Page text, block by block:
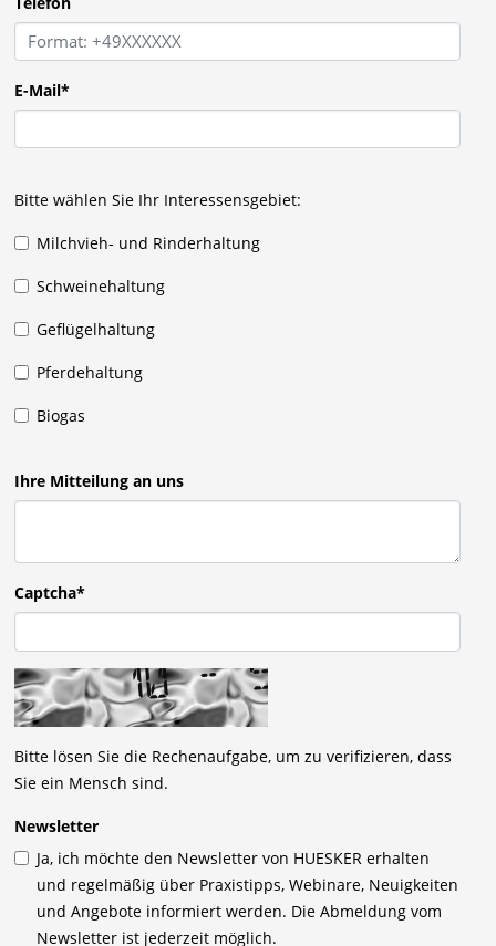
E-Mail*
Bitte wählen Sie Ihr Interessensgebiet:
Milchvieh- und Rinderhaltung
Schweinehaltung
Geflügelhaltung
Pferdehaltung
Biogas
Ihre Mitteilung an uns
Captcha*
Bitte lösen Sie die Rechenaufgabe, um zu verifizieren, dass
Sie ein Mensch sind.
Newsletter
Ja, ich möchte den Newsletter von HUESKER erhalten
und regelmäßig über Praxistipps, Webinare, Neuigkeiten
und Angebote informiert werden. Die Abmeldung vom
Newsletter ist jederzeit möglich.